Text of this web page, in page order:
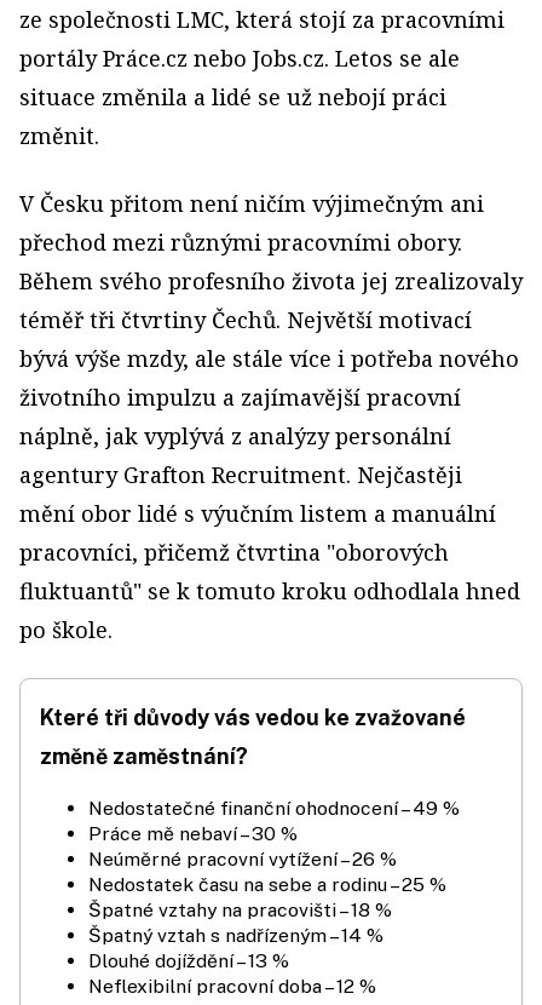
ze společnosti LMC, která stojí za pracovními
portály Práce.cz nebo Jobs.cz. Letos se ale
situace změnila a lidé se už nebojí práci
změnit.
V Česku přitom není ničím výjimečným ani
přechod mezi různými pracovními obory.
Během svého profesního života jej zrealizovaly
téměř tři čtvrtiny Čechů. Největší motivací
bývá výše mzdy, ale stále více i potřeba nového
životního impulzu a zajímavější pracovní
náplně, jak vyplývá z analýzy personální
agentury Grafton Recruitment. Nejčastěji
mění obor lidé s výučním listem a manuální
pracovníci, přičemž čtvrtina "oborových
fluktuantů" se k tomuto kroku odhodlala hned
po škole.
Které tři důvody vás vedou ke zvažované
změně zaměstnání?
Nedostatečné finanční ohodnocení – 49 %
Práce mě nebaví – 30 %
Neúměrné pracovní vytížení – 26 %
Nedostatek času na sebe a rodinu – 25 %
Špatné vztahy na pracovišti – 18 %
Špatný vztah s nadřízeným – 14 %
Dlouhé dojíždění – 13 %
Neflexibilní pracovní doba – 12 %